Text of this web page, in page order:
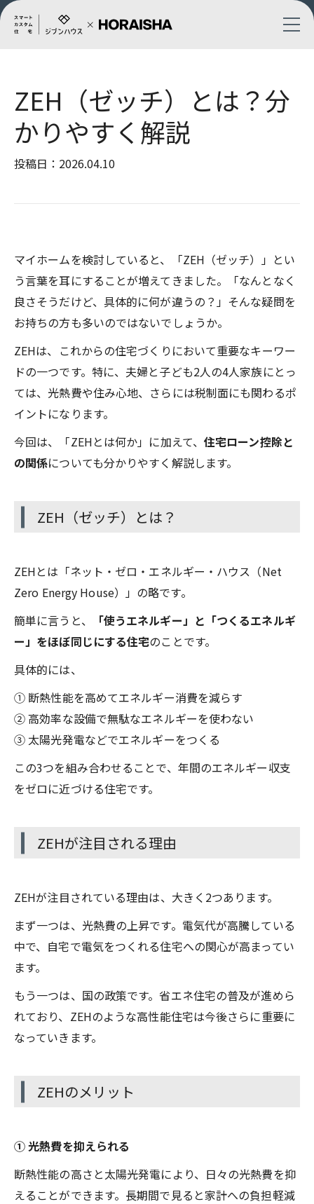
ZEH（ゼッチ）とは？分
かりやすく解説
投稿日：2026.04.10
マイホームを検討していると、「ZEH（ゼッチ）」とい
う言葉を耳にすることが増えてきました。「なんとなく
良さそうだけど、具体的に何が違うの？」そんな疑問を
お持ちの方も多いのではないでしょうか。
ZEHは、これからの住宅づくりにおいて重要なキーワー
ドの一つです。特に、夫婦と子ども2人の4人家族にとっ
ては、光熱費や住み心地、さらには税制面にも関わるポ
イントになります。
今回は、「ZEHとは何か」に加えて、住宅ローン控除と
の関係についても分かりやすく解説します。
ZEH（ゼッチ）とは？
ZEHとは「ネット・ゼロ・エネルギー・ハウス（Net
Zero Energy House）」の略です。
簡単に言うと、
「使うエネルギー」と「つくるエネルギ
ー」をほぼ同じにする住宅のことです。
具体的には、
① 断熱性能を高めてエネルギー消費を減らす
② 高効率な設備で無駄なエネルギーを使わない
③ 太陽光発電などでエネルギーをつくる
この3つを組み合わせることで、年間のエネルギー収支
をゼロに近づける住宅です。
ZEHが注目される理由
ZEHが注目されている理由は、大きく2つあります。
まず一つは、光熱費の上昇です。電気代が高騰している
中で、自宅で電気をつくれる住宅への関心が高まってい
ます。
もう一つは、国の政策です。省エネ住宅の普及が進めら
れており、ZEHのような高性能住宅は今後さらに重要に
なっていきます。
ZEHのメリット
① 光熱費を抑えられる
断熱性能の高さと太陽光発電により、日々の光熱費を抑
えることができます。長期間で見ると家計への負担軽減